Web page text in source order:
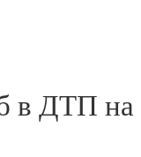
в ДТП на